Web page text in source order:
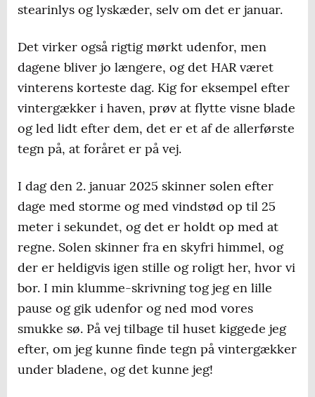
stearinlys og lyskæder, selv om det er januar.
Det virker også rigtig mørkt udenfor, men
dagene bliver jo længere, og det HAR været
vinterens korteste dag. Kig for eksempel efter
vintergækker i haven, prøv at flytte visne blade
og led lidt efter dem, det er et af de allerførste
tegn på, at foråret er på vej.
I dag den 2. januar 2025 skinner solen efter
dage med storme og med vindstød op til 25
meter i sekundet, og det er holdt op med at
regne. Solen skinner fra en skyfri himmel, og
der er heldigvis igen stille og roligt her, hvor vi
bor. I min klumme-skrivning tog jeg en lille
pause og gik udenfor og ned mod vores
smukke sø. På vej tilbage til huset kiggede jeg
efter, om jeg kunne finde tegn på vintergækker
under bladene, og det kunne jeg!